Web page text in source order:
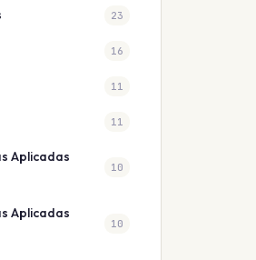
23
16
11
11
Aplicadas
10
Aplicadas
10